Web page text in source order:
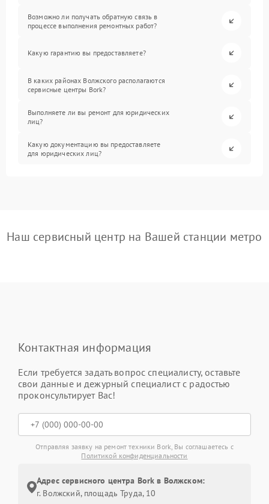
Возможно ли получать обратную связь в
процессе выполнения ремонтных работ?
Какую гарантию вы предоставляете?
В каких районах Волжского располагаются
сервисные центры Bork?
Выполняете ли вы ремонт для юридических
лиц?
Какую документацию вы предоставляете
для юридических лиц?
Наш сервисный центр на Вашей станции метро
Контактная информация
Если требуется задать вопрос специалисту, оставьте
свои данные и дежурный специалист с радостью
проконсультирует Вас!
Отправляя заявку на ремонт техники Bork, Вы соглашаетесь с
Политикой конфиденциальности
Адрес сервисного центра Bork в Волжском:
г. Волжский, площадь Труда, 10